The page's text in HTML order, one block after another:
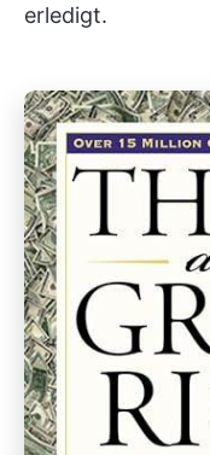
erledigt.